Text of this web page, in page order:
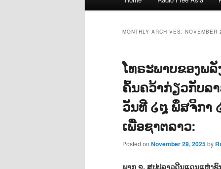
MONTHLY ARCHIVES: NOVEMBER
ໂທຣະພາບຂອງພ
ຄົ້ນຄວ້າກ່ຽວກັບລ
ວັນທີ ໒໘ ພຶສຈິກາ
ເພື່ອຊາຕລາວ:
Posted on November 29, 2025by
ພາກ ໑. ສປປລາວດີນແດນແຫ່ງຊົ